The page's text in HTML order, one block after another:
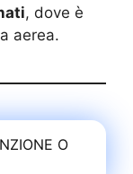
, dove è
aerea.
O